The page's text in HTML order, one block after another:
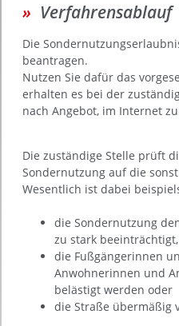
Verfahrensablauf
Die
beantragen.
Nutzen Sie dafür das
erhalten es bei der
nach Angebot, im Internet
Die zuständige Stelle prüft
Sondernutzung auf die
Wesentlich ist dabei
die Sondernutzung
zu stark beeinträchtigt,
die Fußgängerinnen
Anwohnerinnen und
belästigt werden oder
die Straße übermäßig